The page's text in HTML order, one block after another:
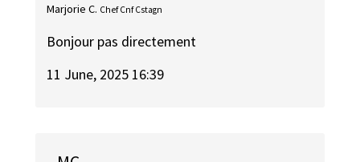
Marjorie C. Chef Cnf Cstagn
Bonjour pas directement
11 June, 2025 16:39